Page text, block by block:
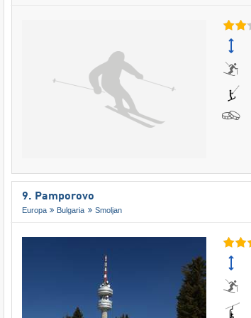
9. Pamporovo
Europa Bulgaria Smoljan